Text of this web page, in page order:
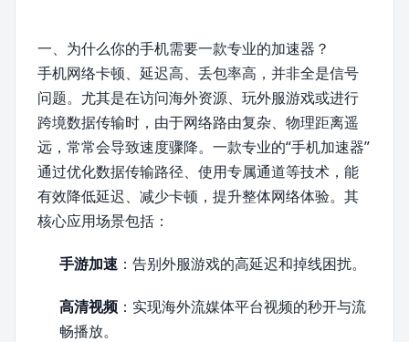
一、为什么你的手机需要一款专业的加速器？
手机网络卡顿、延迟高、丢包率高，并非全是信号
问题。尤其是在访问海外资源、玩外服游戏或进行
跨境数据传输时，由于网络路由复杂、物理距离遥
远，常常会导致速度骤降。一款专业的“手机加速器”
通过优化数据传输路径、使用专属通道等技术，能
有效降低延迟、减少卡顿，提升整体网络体验。其
核心应用场景包括：
手游加速 ：告别外服游戏的高延迟和掉线困扰。
高清视频 ：实现海外流媒体平台视频的秒开与流
畅播放。